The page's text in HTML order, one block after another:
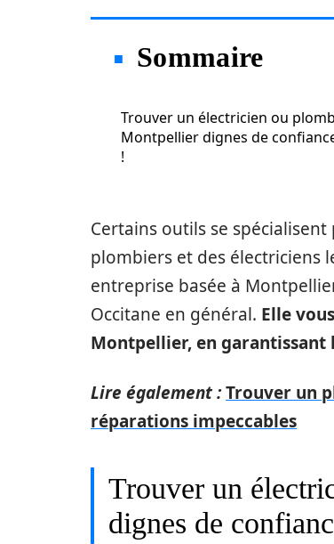
Sommaire
Trouver un électricien ou
Montpellier dignes de
!
Certains outils se
plombiers et des électriciens
entreprise basée à
Occitane en général. Elle
Montpellier, en garantissant
Lire également :Trouver un
réparations impeccables
Trouver un
dignes de